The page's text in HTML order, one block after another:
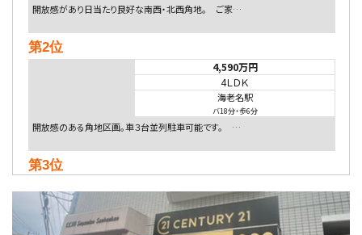
開放感があり日当たり良好な南西・北西角地。 ご家…
第2位
4,590万円
4ＬＤＫ
海老名駅
バ18分・歩6分
開放感のある角地区画。車３台並列駐車可能です。 …
第3位
4ＬＤＫ
相模大野駅
バ9分・歩4分